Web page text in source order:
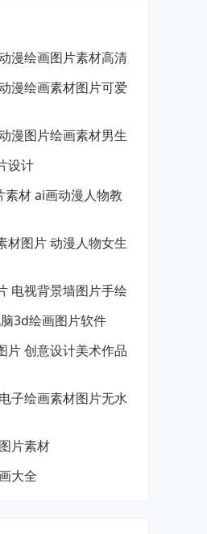
漫绘画图片素材高清
漫绘画素材图片可爱
漫图片绘画素材男生
设计
材 ai画动漫人物教
材图片 动漫人物女生
电视背景墙图片手绘
3d绘画图片软件
片 创意设计美术作品
子绘画素材图片无水
片素材
大全